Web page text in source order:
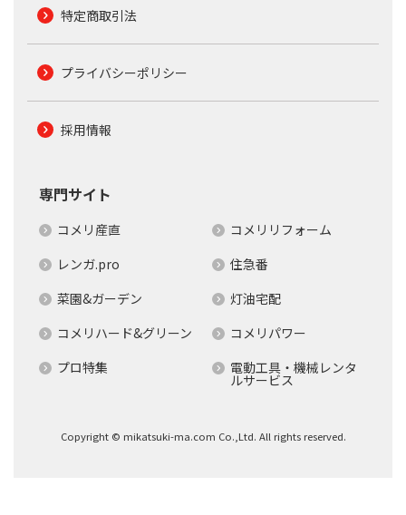
特定商取引法
プライバシーポリシー
採用情報
専門サイト
コメリ産直
コメリリフォーム
レンガ.pro
住急番
菜園&ガーデン
灯油宅配
コメリハード&グリーン
コメリパワー
プロ特集
電動工具・機械レンタ
ルサービス
Copyright © mikatsuki-ma.com Co.,Ltd. All rights reserved.